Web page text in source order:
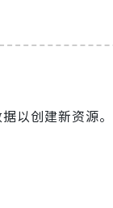
以创建新资源